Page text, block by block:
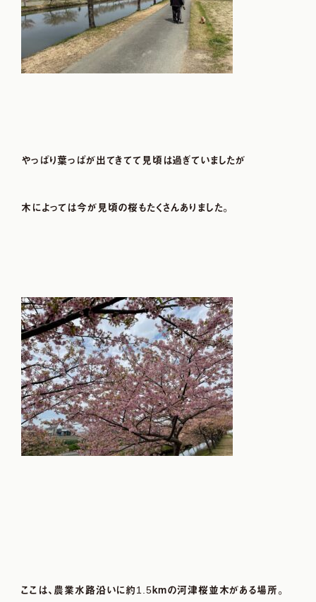
やっぱり葉っぱが出てきてて見頃は過ぎていましたが
木によっては今が見頃の桜もたくさんありました。
ここは、農業水路沿いに約 1.5 kmの河津桜並木がある場所。